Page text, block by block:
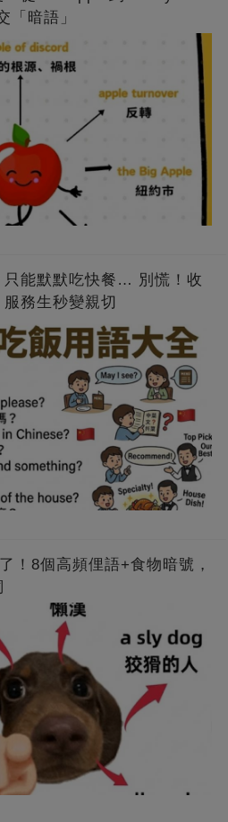
「暗語」
只能默默吃快餐… 別慌！收
務生秒變親切
！8個高頻俚語+食物暗號，